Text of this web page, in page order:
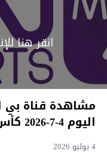
انقر هنا
اليوم 4-7-2026 كأس العالم Bein Sports Max 4
4 يوليو 2026